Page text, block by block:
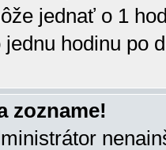
jednať o 1
hodinu po
zozname!